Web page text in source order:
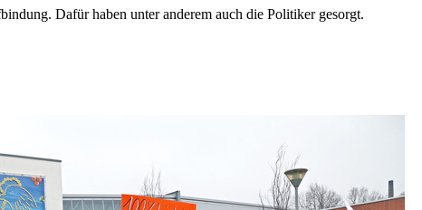
Dafür haben unter anderem auch die Politiker gesorgt.